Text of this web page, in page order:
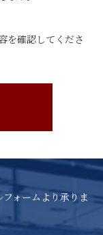
を確認してくださ
ォームより承りま